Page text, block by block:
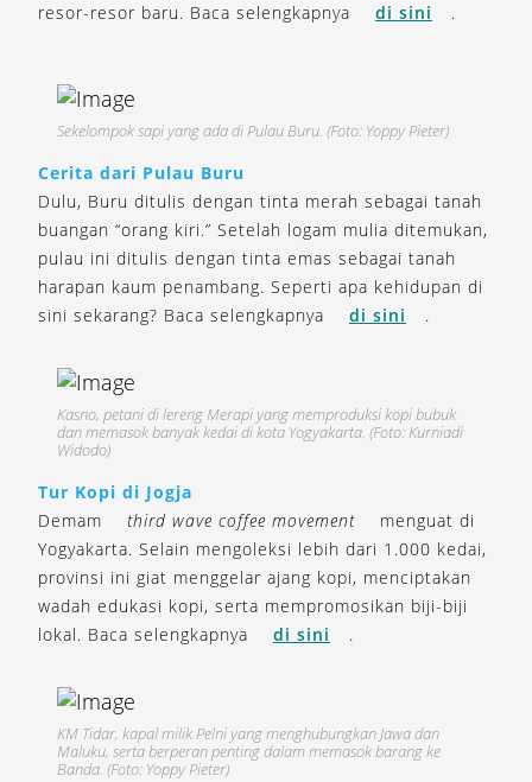
resor-resor baru. Baca selengkapnya
di sini .
Sekelompok sapi yang ada di Pulau Buru. (Foto: Yoppy Pieter)
Cerita dari Pulau Buru
Dulu, Buru ditulis dengan tinta merah sebagai tanah
buangan “orang kiri.” Setelah logam mulia ditemukan,
pulau ini ditulis dengan tinta emas sebagai tanah
harapan kaum penambang. Seperti apa kehidupan di
sini sekarang? Baca selengkapnya
di sini .
Kasno, petani di lereng Merapi yang memproduksi kopi bubuk
dan memasok banyak kedai di kota Yogyakarta. (Foto: Kurniadi
Widodo)
Tur Kopi di Jogja
Demam
third wave coffee movement
menguat di
Yogyakarta. Selain mengoleksi lebih dari 1.000 kedai,
provinsi ini giat menggelar ajang kopi, menciptakan
wadah edukasi kopi, serta mempromosikan biji-biji
lokal. Baca selengkapnya
di sini .
KM Tidar, kapal milik Pelni yang menghubungkan Jawa dan
Maluku, serta berperan penting dalam memasok barang ke
Banda. (Foto: Yoppy Pieter)